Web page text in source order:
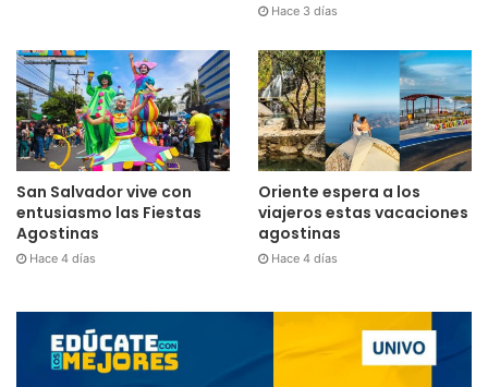
Hace 3 días
San Salvador vive con
entusiasmo las Fiestas
Agostinas
Hace 4 días
Oriente espera a los
viajeros estas vacaciones
agostinas
Hace 4 días